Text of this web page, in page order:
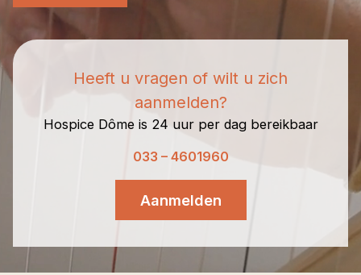
Heeft u vragen of wilt u zich
aanmelden?
Hospice Dôme is 24 uur per dag bereikbaar
033 – 4601960
Aanmelden